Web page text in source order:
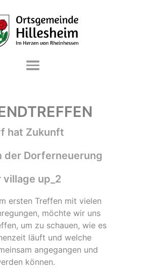
hat Zukunft
der Dorferneuerung
village up_2
ersten Treffen mit vielen
möchte wir uns
um zu schauen, wie es
läuft und welche
angegangen und
können.